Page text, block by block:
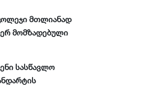
მთლიანად
მომზადებული
სასწავლო